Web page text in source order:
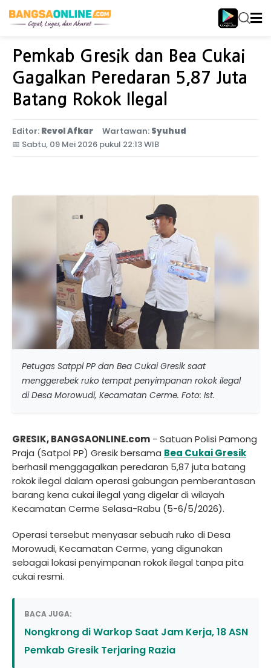
Home Jatim Utara
Pemkab Gresik dan Bea Cukai
Gagalkan Peredaran 5,87 Juta
Batang Rokok Ilegal
Editor: Revol Afkar Wartawan: Syuhud
📅 Sabtu, 09 Mei 2026 pukul 22:13 WIB
Petugas Satppl PP dan Bea Cukai Gresik saat
menggerebek ruko tempat penyimpanan rokok ilegal
di Desa Morowudi, Kecamatan Cerme. Foto: Ist.
GRESIK, BANGSAONLINE.com - Satuan Polisi Pamong
Praja (Satpol PP) Gresik bersama Bea Cukai Gresik
berhasil menggagalkan peredaran 5,87 juta batang
rokok ilegal dalam operasi gabungan pemberantasan
barang kena cukai ilegal yang digelar di wilayah
Kecamatan Cerme Selasa-Rabu (5-6/5/2026).
Operasi tersebut menyasar sebuah ruko di Desa
Morowudi, Kecamatan Cerme, yang digunakan
sebagai lokasi penyimpanan rokok ilegal tanpa pita
cukai resmi.
BACA JUGA:
Nongkrong di Warkop Saat Jam Kerja, 18 ASN
Pemkab Gresik Terjaring Razia